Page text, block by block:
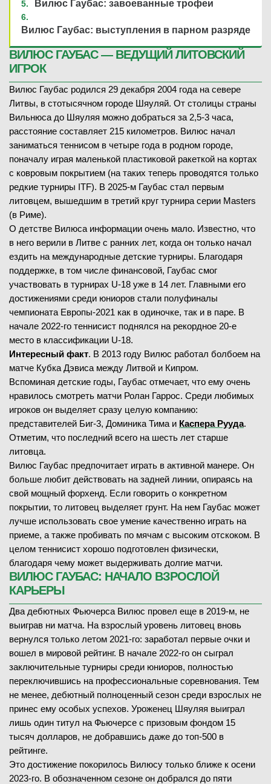
Вилюс Гаубас: завоеванные трофеи
Вилюс Гаубас: выступления в парном разряде
ВИЛЮС ГАУБАС — ВЕДУЩИЙ ЛИТОВСКИЙ
ИГРОК
Вилюс Гаубас родился 29 декабря 2004 года на севере
Литвы, в стотысячном городе Шяуляй. От столицы страны
Вильнюса до Шяуляя можно добраться за 2,5-3 часа,
расстояние составляет 215 километров. Вилюс начал
заниматься теннисом в четыре года в родном городе,
поначалу играя маленькой пластиковой ракеткой на кортах
с ковровым покрытием (на таких теперь проводятся только
редкие турниры ITF). В 2025-м Гаубас стал первым
литовцем, вышедшим в третий круг турнира серии Masters
(в Риме).
О детстве Вилюса информации очень мало. Известно, что
в него верили в Литве с ранних лет, когда он только начал
ездить на международные детские турниры. Благодаря
поддержке, в том числе финансовой, Гаубас смог
участвовать в турнирах U-18 уже в 14 лет. Главными его
достижениями среди юниоров стали полуфиналы
чемпионата Европы-2021 как в одиночке, так и в паре. В
начале 2022-го теннисист поднялся на рекордное 20-е
место в классификации U-18.
Интересный факт. В 2013 году Вилюс работал болбоем на
матче Кубка Дэвиса между Литвой и Кипром.
Вспоминая детские годы, Гаубас отмечает, что ему очень
нравилось смотреть матчи Ролан Гаррос. Среди любимых
игроков он выделяет сразу целую компанию:
представителей Биг-3, Доминика Тима и Каспера Рууда.
Отметим, что последний всего на шесть лет старше
литовца.
Вилюс Гаубас предпочитает играть в активной манере. Он
больше любит действовать на задней линии, опираясь на
свой мощный форхенд. Если говорить о конкретном
покрытии, то литовец выделяет грунт. На нем Гаубас может
лучше использовать свое умение качественно играть на
приеме, а также пробивать по мячам с высоким отскоком. В
целом теннисист хорошо подготовлен физически,
благодаря чему может выдерживать долгие матчи.
ВИЛЮС ГАУБАС: НАЧАЛО ВЗРОСЛОЙ
КАРЬЕРЫ
Два дебютных Фьючерса Вилюс провел еще в 2019-м, не
выиграв ни матча. На взрослый уровень литовец вновь
вернулся только летом 2021-го: заработал первые очки и
вошел в мировой рейтинг. В начале 2022-го он сыграл
заключительные турниры среди юниоров, полностью
переключившись на профессиональные соревнования. Тем
не менее, дебютный полноценный сезон среди взрослых не
принес ему особых успехов. Уроженец Шяуляя выиграл
лишь один титул на Фьючерсе с призовым фондом 15
тысяч долларов, не добравшись даже до топ-500 в
рейтинге.
Это достижение покорилось Вилюсу только ближе к осени
2023-го. В обозначенном сезоне он добрался до пяти